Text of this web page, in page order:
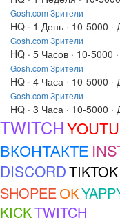
Gosh.com Зрители
HQ · 1 День · 10-5000
Gosh.com Зрители
HQ · 5 Часов · 10-5000
Gosh.com Зрители
HQ · 4 Часа · 10-5000
Gosh.com Зрители
HQ · 3 Часа · 10-5000
TWITCH
ВКОНТАКТЕ
DISCORDTIKTOK
SHOPEEОК
KICKTWITCH